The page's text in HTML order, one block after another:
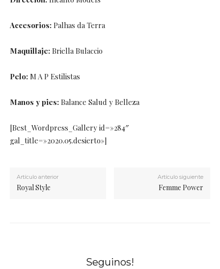
Accesorios: Palhas da Terra
Maquillaje: Briella Bulaccio
Pelo: M A P Estilistas
Manos y pies: Balance Salud y Belleza
[Best_Wordpress_Gallery id=»284″
gal_title=»2020.05.desierto»]
Artículo anterior
Royal Style
Artículo siguiente
Femme Power
Seguinos!